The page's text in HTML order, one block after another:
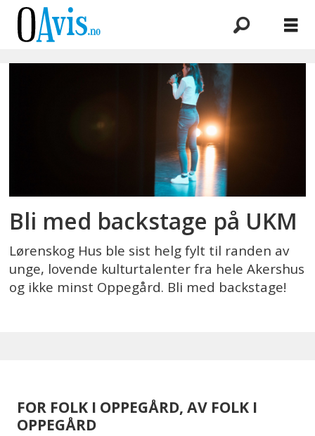
Emne:
fylkesmønstring
Bli med backstage på UKM
Lørenskog Hus ble sist helg fylt til randen av
unge, lovende kulturtalenter fra hele Akershus
og ikke minst Oppegård. Bli med backstage!
FOR FOLK I OPPEGÅRD, AV FOLK I
OPPEGÅRD